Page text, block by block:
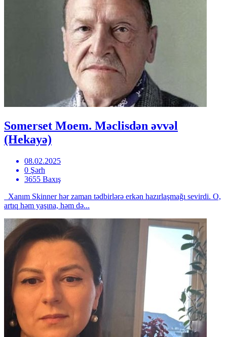
Somerset Moem. Məclisdən əvvəl
(Hekayə)
08.02.2025
0 Şərh
3655 Baxış
Xanım Skinner hər zaman tədbirlərə erkən hazırlaşmağı sevirdi. O,
artıq həm yaşına, həm də...